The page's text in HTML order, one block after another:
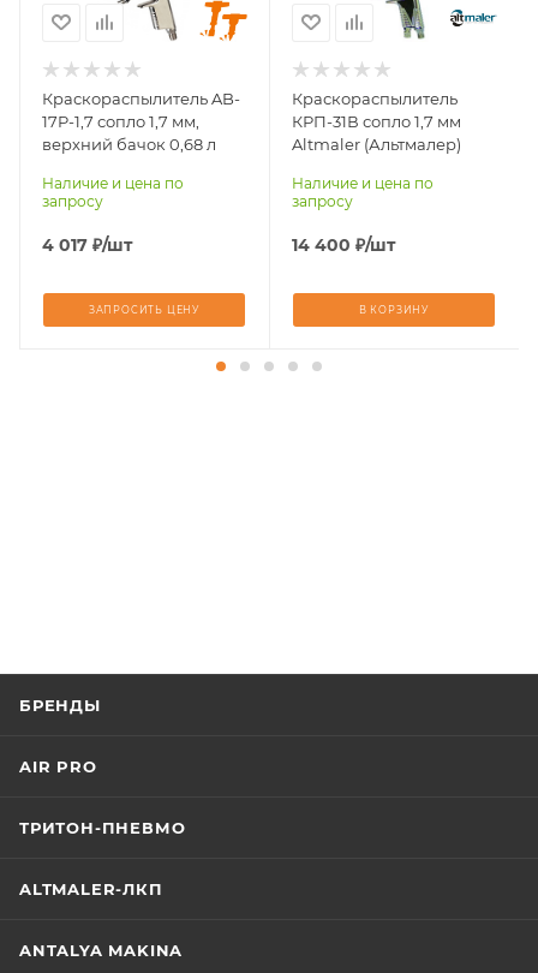
1,7
HVLP
Тип подачи ЛКМ
верхний бачок
Краскораспылитель AB-
17P-1,7 сопло 1,7 мм,
верхний бачок 0,68 л
Наличие и цена по
запросу
4 017 ₽/шт
ЗАПРОСИТЬ ЦЕНУ
1,7
HVLP
Тип подачи ЛКМ
верхний бачок
Краскораспылитель
КРП-31В сопло 1,7 мм
Altmaler (Альтмалер)
Наличие и цена по
запросу
14 400 ₽/шт
В КОРЗИНУ
БРЕНДЫ
AIR PRO
ТРИТОН-ПНЕВМО
ALTMALER-ЛКП
ANTALYA MAKINA